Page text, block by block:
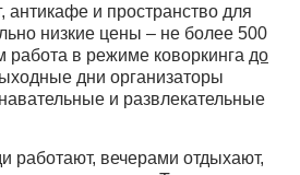
антикафе и пространство для
низкие цены – не более 500
работа в режиме коворкинга до
дни организаторы
и развлекательные
работают, вечерами отдыхают,